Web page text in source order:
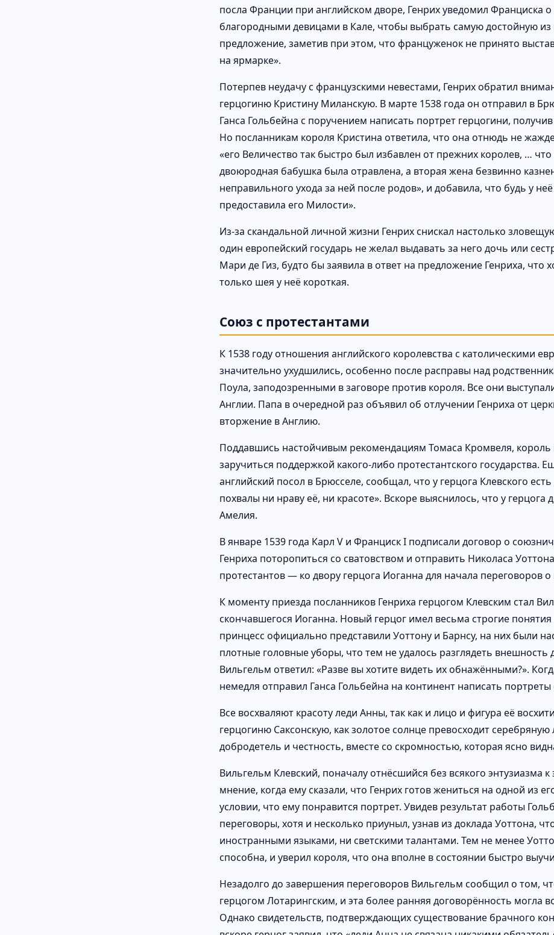
посла Франции при английском дворе, Генрих уведомил Франциска о
благородными девицами в Кале, чтобы выбрать самую достойную из
предложение, заметив при этом, что француженок не принято
на ярмарке».
Потерпев неудачу с французскими невестами, Генрих обратил
герцогиню Кристину Миланскую. В марте 1538 года он отправил в
Ганса Гольбейна с поручением написать портрет герцогини,
Но посланникам короля Кристина ответила, что она отнюдь не
«его Величество так быстро был избавлен от прежних королев, …
двоюродная бабушка была отравлена, а вторая жена безвинно
неправильного ухода за ней после родов», и добавила, что будь у
предоставила его Милости».
Из-за скандальной личной жизни Генрих снискал настолько
один европейский государь не желал выдавать за него дочь или
Мари де Гиз, будто бы заявила в ответ на предложение Генриха, что
только шея у неё короткая.
Союз с протестантами
К 1538 году отношения английского королевства с католическими
значительно ухудшились, особенно после расправы над
Поула, заподозренными в заговоре против короля. Все они
Англии. Папа в очередной раз объявил об отлучении Генриха от
вторжение в Англию.
Поддавшись настойчивым рекомендациям Томаса Кромвеля, король
заручиться поддержкой какого-либо протестантского государства.
английский посол в Брюсселе, сообщал, что у герцога Клевского
похвалы ни нраву её, ни красоте». Вскоре выяснилось, что у
Амелия.
В январе 1539 года Карл V и Франциск I подписали договор о
Генриха поторопиться со сватовством и отправить Николаса
протестантов — ко двору герцога Иоганна для начала переговоров
К моменту приезда посланников Генриха герцогом Клевским стал
скончавшегося Иоганна. Новый герцог имел весьма строгие
принцесс официально представили Уоттону и Барнсу, на них были
плотные головные уборы, что тем не удалось разглядеть
Вильгельм ответил: «Разве вы хотите видеть их обнажёнными?».
немедля отправил Ганса Гольбейна на континент написать
Все восхваляют красоту леди Анны, так как и лицо и фигура её
герцогиню Саксонскую, как золотое солнце превосходит серебряную
добродетель и честность, вместе со скромностью, которая ясно
Вильгельм Клевский, поначалу отнёсшийся без всякого энтузиазма
мнение, когда ему сказали, что Генрих готов жениться на одной из
условии, что ему понравится портрет. Увидев результат работы
переговоры, хотя и несколько приуныл, узнав из доклада Уоттона,
иностранными языками, ни светскими талантами. Тем не менее
способна, и уверил короля, что она вполне в состоянии быстро
Незадолго до завершения переговоров Вильгельм сообщил о том,
герцогом Лотарингским, и эта более ранняя договорённость могла
Однако свидетельств, подтверждающих существование брачного